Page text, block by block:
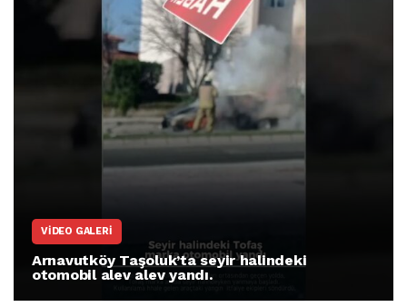
VIDEO GALERI
Arnavutköy Taşoluk’ta seyir halindeki
otomobil alev alev yandı.